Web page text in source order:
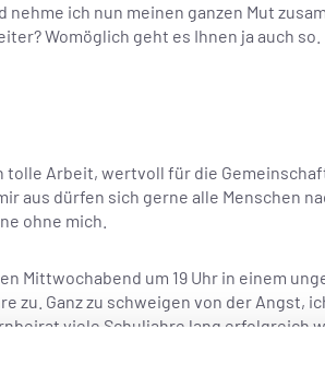
ich nun meinen ganzen Mut
Womöglich geht es Ihnen ja auch so.
Arbeit, wertvoll für die
aus dürfen sich gerne alle Menschen
ohne mich.
Mittwochabend um 19 Uhr in einem
Ganz zu schweigen von der Angst,
viele Schuljahre lang erfolgreich
verlieren! Es ist nun mal so: Die
Ich habe wohl eine Art